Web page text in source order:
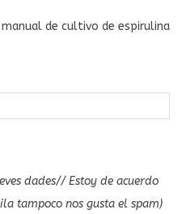
de cultivo de espirulina
dades// Estoy de acuerdo
tampoco nos gusta el spam)